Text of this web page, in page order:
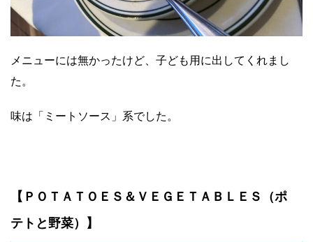
メニューには無かったけど、子ども用に出してくれまし
た。
味は「ミートソース」系でした。
【ＰＯＴＡＴＯＥＳ＆ＶＥＧＥＴＡＢＬＥＳ（ポ
テトと野菜）】